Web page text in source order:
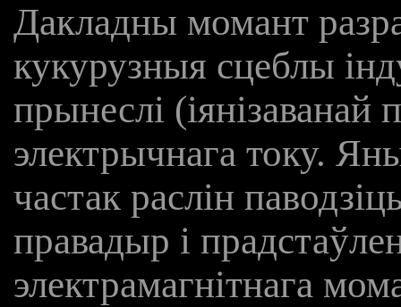
Дакладны момант
кукурузныя сцеблы
прынеслі (іянізаванай
электрычнага току.
частак раслін
правадыр і
электрамагнітнага